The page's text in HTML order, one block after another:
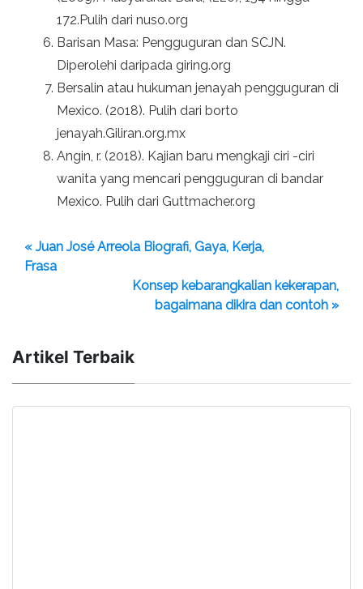
172.Pulih dari nuso.org
Barisan Masa: Pengguguran dan SCJN.
Diperolehi daripada giring.org
Bersalin atau hukuman jenayah pengguguran di
Mexico. (2018). Pulih dari borto
jenayah.Giliran.org.mx
Angin, r. (2018). Kajian baru mengkaji ciri -ciri
wanita yang mencari pengguguran di bandar
Mexico. Pulih dari Guttmacher.org
« Juan José Arreola Biografi, Gaya, Kerja,
Frasa
Konsep kebarangkalian kekerapan,
bagaimana dikira dan contoh »
Artikel Terbaik